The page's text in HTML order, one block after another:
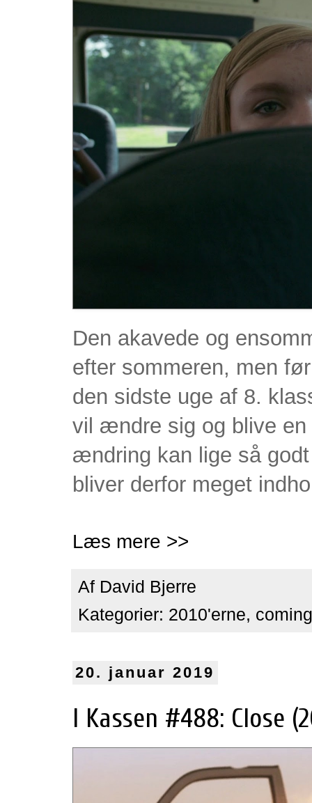
Den akavede og
efter sommeren, men
den sidste uge af 8.
vil ændre sig og blive en
ændring kan lige så
bliver derfor meget
Læs mere >>
Af David Bjerre
Kategorier: 2010'erne,
20. januar 2019
I Kassen #488: Close